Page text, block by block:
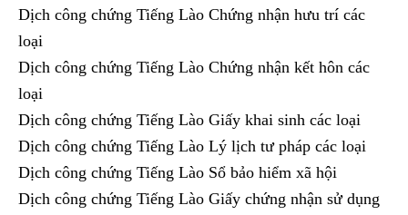
Dịch công chứng Tiếng Lào Chứng nhận hưu trí các
loại
Dịch công chứng Tiếng Lào Chứng nhận kết hôn các
loại
Dịch công chứng Tiếng Lào Giấy khai sinh các loại
Dịch công chứng Tiếng Lào Lý lịch tư pháp các loại
Dịch công chứng Tiếng Lào Sổ bảo hiểm xã hội
Dịch công chứng Tiếng Lào Giấy chứng nhận sử dụng